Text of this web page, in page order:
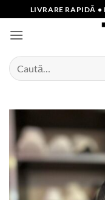
to
content
LIVRARE RAPIDĂ •
Caută
după: